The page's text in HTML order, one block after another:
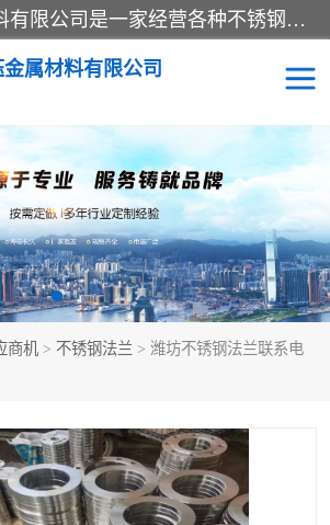
山东华钰金属材料有限公司是一家经营各种不锈钢管材、板材、圆钢、法兰、封头、型材等产品的公司；主营产品有：不锈钢管，激光切割，管件标准件，不锈钢圆钢，不锈钢人孔，不锈钢亮管，不锈钢角钢，不锈钢加工，不锈钢管子，不锈钢工业方管，不锈钢封头，不锈钢法兰，不锈钢阀门，不锈钢槽钢，不锈钢扁钢，不锈钢板等；可为客户制作各种规格的型材及不锈钢配件、非标准件及各种容器具等，能满足客户的不同采购要求。
属材料有限公司
商机 > 不锈钢法兰 > 潍坊不锈钢法兰联系电
激光切割
不锈钢圆钢
不锈钢亮管
不锈钢加工
不锈钢法兰
不锈钢槽钢